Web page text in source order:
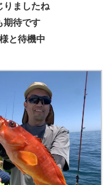
りましたね
期待です
と待機中